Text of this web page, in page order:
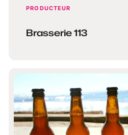
PRODUCTEUR
Brasserie 113